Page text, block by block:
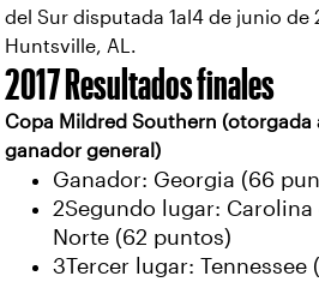
del Sur disputada 1al4 de junio de
Huntsville, AL.
2017 Resultados finales
Copa Mildred Southern (otorgada
ganador general)
Ganador: Georgia (66
2Segundo lugar: Carolina
Norte (62 puntos)
3Tercer lugar: Tennessee